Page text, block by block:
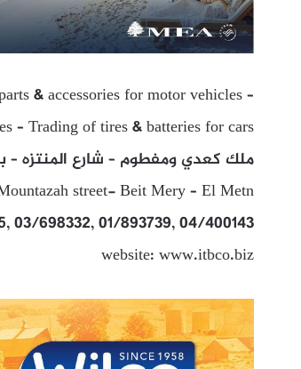
& accessories for motor vehicles –
– Trading of tires & batteries for cars
ملك كعدي ومفطوم – شارع المنتزه –
street- Beit Mery – El Metn
03/698332, 01/893739, 04/400143
website: www.itbco.biz